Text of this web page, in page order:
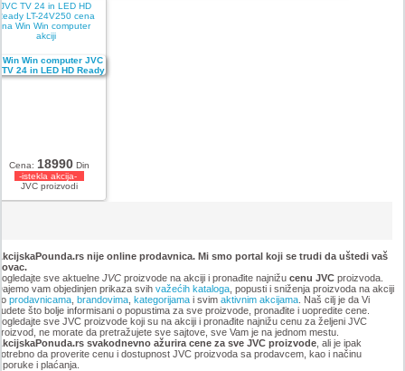
JVC TV 24 in LED HD
LT-24V250 cena
na Win Win computer
akciji
Cena: 18990 Din
-istekla akcija-
JVC proizvodi
nije online prodavnica. Mi smo portal koji se trudi da uštedi vaš
sve aktuelne JVCproizvode na akciji i pronađite najnižu cenu JVCproizvoda.
vam objedinjen prikaza svih važećih kataloga, popusti i sniženja proizvoda na akciji
prodavnicama, brandovima, kategorijamai svim aktivnim akcijama. Naš cilj je da Vi
što bolje informisani o popustima za sve proizvode, pronađite i uopredite cene.
sve JVC proizvode koji su na akciji i pronađite najnižu cenu za željeni JVC
ne morate da pretražujete sve sajtove, sve Vam je na jednom mestu.
svakodnevno ažurira cene za sve JVC proizvode, ali je ipak
da proverite cenu i dostupnost JVC proizvoda sa prodavcem, kao i načinu
i plaćanja.